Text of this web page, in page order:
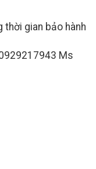
gian bảo hành
Ms